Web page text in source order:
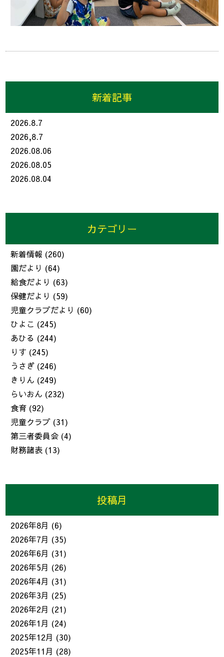
新着記事
2026.8.7
2026,8.7
2026.08.06
2026.08.05
2026.08.04
カテゴリー
新着情報 (260)
園だより (64)
給食だより (63)
保健だより (59)
児童クラブだより (60)
ひよこ (245)
あひる (244)
りす (245)
うさぎ (246)
きりん (249)
らいおん (232)
食育 (92)
児童クラブ (31)
第三者委員会 (4)
財務諸表 (13)
投稿月
2026年8月 (6)
2026年7月 (35)
2026年6月 (31)
2026年5月 (26)
2026年4月 (31)
2026年3月 (25)
2026年2月 (21)
2026年1月 (24)
2025年12月 (30)
2025年11月 (28)